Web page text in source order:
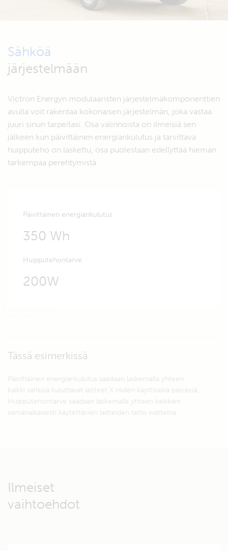
Sähköä
järjestelmään
Victron Energyn modulaaristen järjestelmäkomponenttien
avulla voit rakentaa kokonaisen järjestelmän, joka vastaa
juuri sinun tarpeitasi. Osa valinnoista on ilmeisiä sen
jälkeen kun päivittäinen energiankulutus ja tarvittava
huipputeho on laskettu, osa puolestaan edellyttää hieman
tarkempaa perehtymistä.
Päivittäinen energiankulutus
350 Wh
Huipputehontarve
200W
Tässä esimerkissä
Päivittäinen energiankulutus saadaan laskemalla yhteen
kaikki sähköä kuluttavat laitteet X niiden käyttöaika päivässä.
Huipputehontarve saadaan laskemalla yhteen kaikkien
samanaikaisesti käytettävien laitteiden teho watteina.
Ilmeiset
vaihtoehdot